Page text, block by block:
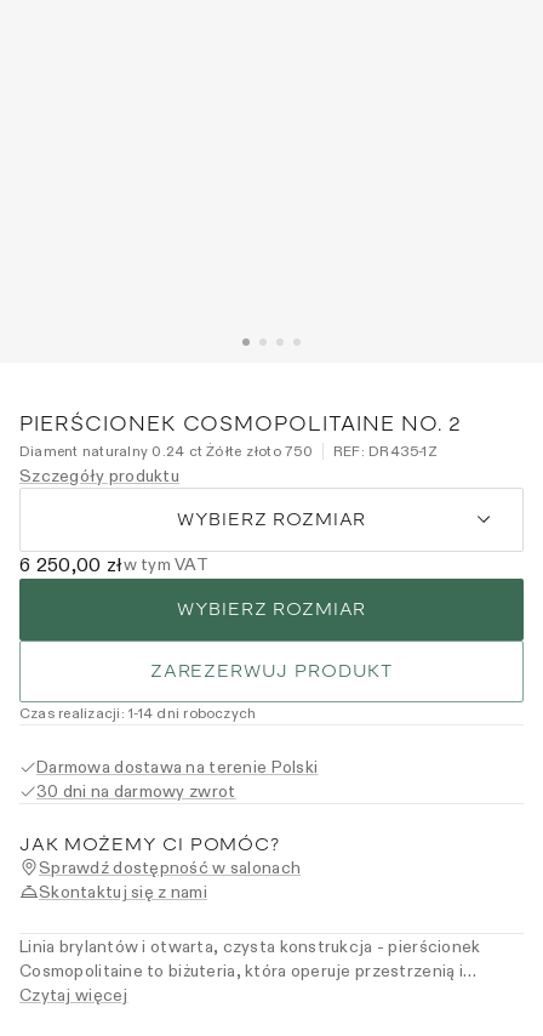
PIERŚCIONEK COSMOPOLITAINE NO. 2
Diament naturalny 0.24 ct Żółte złoto 750 REF: DR435-1Z
Szczegóły produktu
WYBIERZ ROZMIAR
6 250,00 złw tym VAT
ZAREZERWUJ PRODUKT
WYBIERZ ROZMIAR
Czas realizacji :1-14 dni roboczych
Darmowa dostawa na terenie Polski
30 dni na darmowy zwrot
JAK MOŻEMY CI POMÓC?
Sprawdź dostępność w salonach
Skontaktuj się z nami
Linia brylantów i otwarta, czysta konstrukcja - pierścionek
Cosmopolitaine to biżuteria, która operuje przestrzenią i
światłem z precyzją nowoczesnej architektury. Lekka forma i
Czytaj więcej